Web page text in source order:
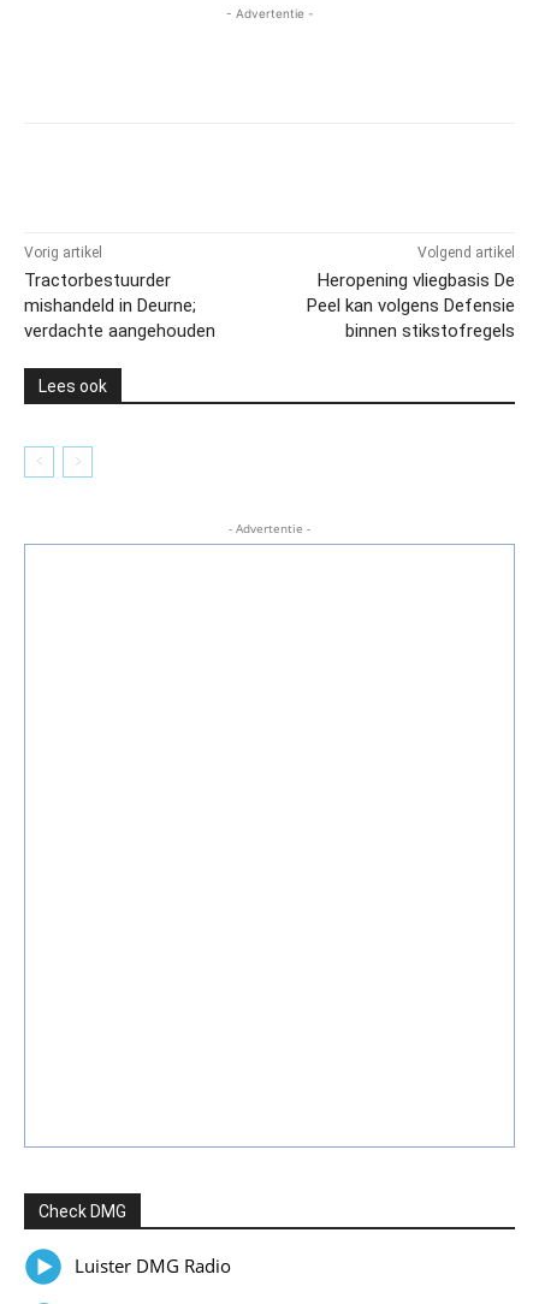
- Advertentie -
Vorig artikel
Tractorbestuurder
mishandeld in Deurne;
verdachte aangehouden
Volgend artikel
Heropening vliegbasis De
Peel kan volgens Defensie
binnen stikstofregels
Lees ook
- Advertentie -
Check DMG
Luister DMG Radio